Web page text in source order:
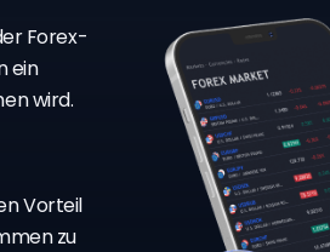
Forex-
ein
wird.
Vorteil
zu